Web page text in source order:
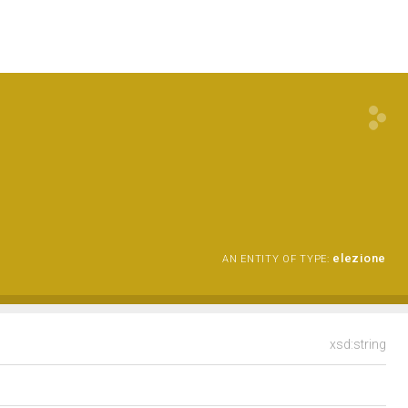
AN ENTITY OF TYPE: elezione
xsd:string